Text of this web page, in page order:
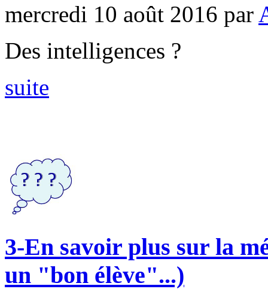
mercredi 10 août 2016 par
Des intelligences ?
suite
3-En savoir plus sur la
un "bon élève"...)